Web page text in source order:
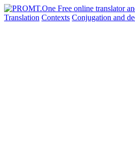
Translation Contexts Conjugation and